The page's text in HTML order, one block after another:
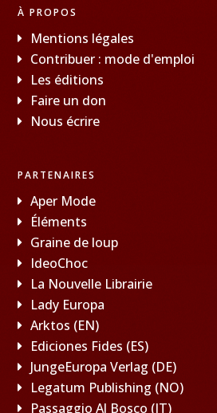
À PROPOS
Mentions légales
Contribuer : mode d'emploi
Les éditions
Faire un don
Nous écrire
PARTENAIRES
Aper Mode
Éléments
Graine de loup
IdeoChoc
La Nouvelle Librairie
Lady Europa
Arktos (EN)
Ediciones Fides (ES)
JungeEuropa Verlag (DE)
Legatum Publishing (NO)
Passaggio Al Bosco (IT)